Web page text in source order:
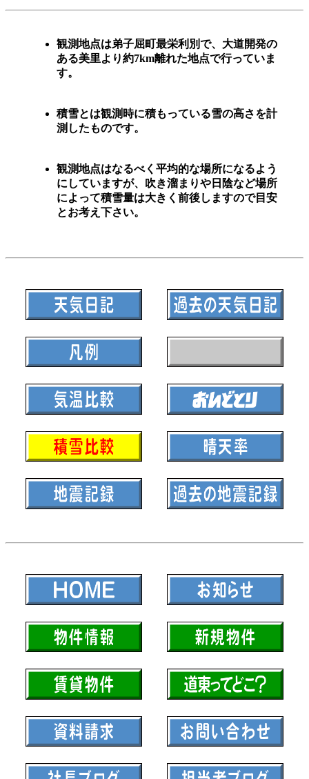
観測地点は弟子屈町最栄利別で、大道開発の
ある美里より約7km離れた地点で行っていま
す。
積雪とは観測時に積もっている雪の高さを計
測したものです。
観測地点はなるべく平均的な場所になるよう
にしていますが、吹き溜まりや日陰など場所
によって積雪量は大きく前後しますので目安
とお考え下さい。